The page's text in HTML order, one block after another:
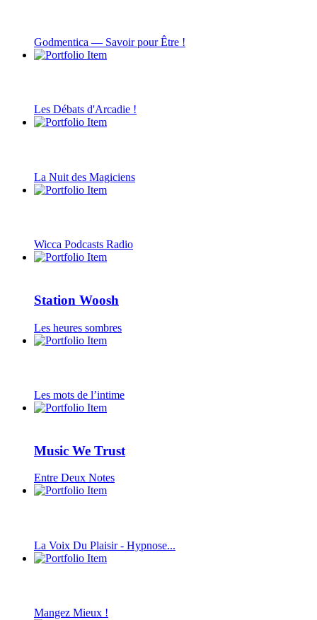
Godmentica — Savoir pour Être !
Les Débats d'Arcadie !
La Nuit des Magiciens
Wicca Podcasts Radio
Station Woosh
Les heures sombres
Les mots de l’intime
Music We Trust
Entre Deux Notes
La Voix Du Plaisir - Hypnose...
Mangez Mieux !